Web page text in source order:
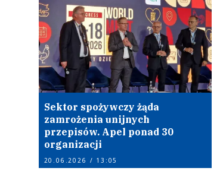
Sektor spożywczy żąda
zamrożenia unijnych
przepisów. Apel ponad 30
organizacji
20.06.2026 / 13:05